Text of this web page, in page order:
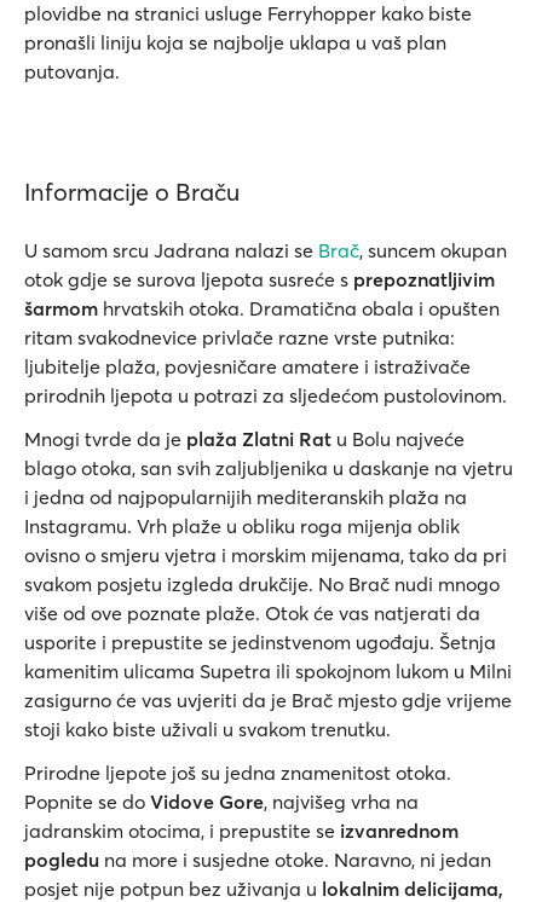
plovidbe na stranici usluge Ferryhopper kako biste
pronašli liniju koja se najbolje uklapa u vaš plan
putovanja.
Informacije o Braču
U samom srcu Jadrana nalazi se Brač, suncem okupan
otok gdje se surova ljepota susreće s prepoznatljivim
šarmom hrvatskih otoka. Dramatična obala i opušten
ritam svakodnevice privlače razne vrste putnika:
ljubitelje plaža, povjesničare amatere i istraživače
prirodnih ljepota u potrazi za sljedećom pustolovinom.
Mnogi tvrde da je plaža Zlatni Rat u Bolu najveće
blago otoka, san svih zaljubljenika u daskanje na vjetru
i jedna od najpopularnijih mediteranskih plaža na
Instagramu. Vrh plaže u obliku roga mijenja oblik
ovisno o smjeru vjetra i morskim mijenama, tako da pri
svakom posjetu izgleda drukčije. No Brač nudi mnogo
više od ove poznate plaže. Otok će vas natjerati da
usporite i prepustite se jedinstvenom ugođaju. Šetnja
kamenitim ulicama Supetra ili spokojnom lukom u Milni
zasigurno će vas uvjeriti da je Brač mjesto gdje vrijeme
stoji kako biste uživali u svakom trenutku.
Prirodne ljepote još su jedna znamenitost otoka.
Popnite se do Vidove Gore, najvišeg vrha na
jadranskim otocima, i prepustite se izvanrednom
pogledu na more i susjedne otoke. Naravno, ni jedan
posjet nije potpun bez uživanja u lokalnim delicijama,